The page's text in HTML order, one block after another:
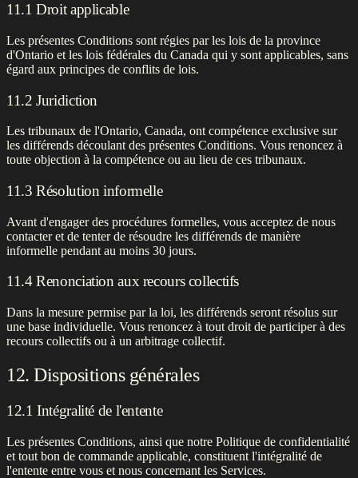
11.1 Droit applicable
Les présentes Conditions sont régies par les lois de la province
d'Ontario et les lois fédérales du Canada qui y sont applicables, sans
égard aux principes de conflits de lois.
11.2 Juridiction
Les tribunaux de l'Ontario, Canada, ont compétence exclusive sur
les différends découlant des présentes Conditions. Vous renoncez à
toute objection à la compétence ou au lieu de ces tribunaux.
11.3 Résolution informelle
Avant d'engager des procédures formelles, vous acceptez de nous
contacter et de tenter de résoudre les différends de manière
informelle pendant au moins 30 jours.
11.4 Renonciation aux recours collectifs
Dans la mesure permise par la loi, les différends seront résolus sur
une base individuelle. Vous renoncez à tout droit de participer à des
recours collectifs ou à un arbitrage collectif.
12. Dispositions générales
12.1 Intégralité de l'entente
Les présentes Conditions, ainsi que notre Politique de confidentialité
et tout bon de commande applicable, constituent l'intégralité de
l'entente entre vous et nous concernant les Services.